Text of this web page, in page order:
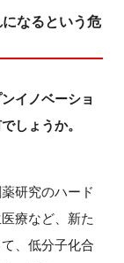
なるという危
イノベーショ
しょうか。
研究のハード
療など、新た
、低分子化合